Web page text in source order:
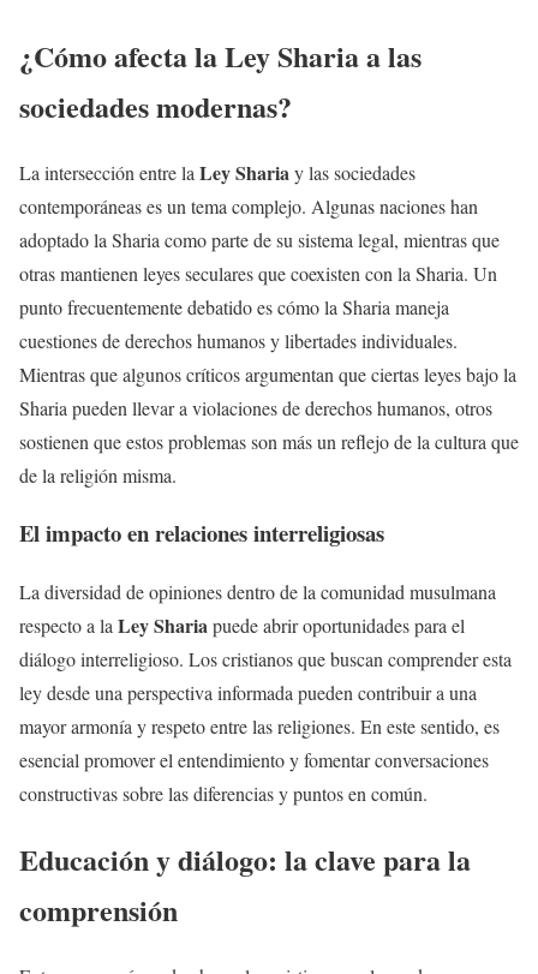
¿Cómo afecta laLey Shariaa las
sociedades modernas?
La intersección entre la Ley Shariay las sociedades
contemporáneas es un tema complejo. Algunas naciones han
adoptado la Sharia como parte de su sistema legal, mientras que
otras mantienen leyes seculares que coexisten con la Sharia. Un
punto frecuentemente debatido es cómo la Sharia maneja
cuestiones de derechos humanos y libertades individuales.
Mientras que algunos críticos argumentan que ciertas leyes bajo la
Sharia pueden llevar a violaciones de derechos humanos, otros
sostienen que estos problemas son más un reflejo de la cultura que
de la religión misma.
El impacto en relaciones interreligiosas
La diversidad de opiniones dentro de la comunidad musulmana
respecto a la Ley Shariapuede abrir oportunidades para el
diálogo interreligioso. Los cristianos que buscan comprender esta
ley desde una perspectiva informada pueden contribuir a una
mayor armonía y respeto entre las religiones. En este sentido, es
esencial promover el entendimiento y fomentar conversaciones
constructivas sobre las diferencias y puntos en común.
Educación y diálogo: la clave para la
comprensión